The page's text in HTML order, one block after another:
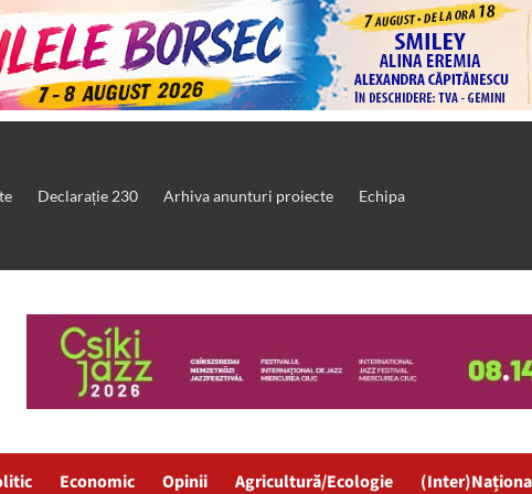
Declarație 230 Arhiva anunturi proiecte Echipa
Economic Opinii Agricultură/Ecologie